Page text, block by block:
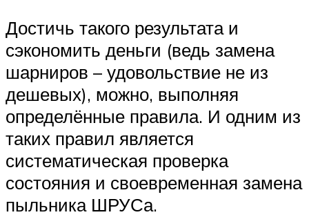
Достичь такого результата и
сэкономить деньги (ведь замена
шарниров – удовольствие не из
дешевых), можно, выполняя
определённые правила. И одним из
таких правил является
систематическая проверка
состояния и своевременная замена
пыльника ШРУСа.